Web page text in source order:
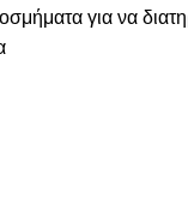
για να